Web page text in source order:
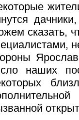
сказать,
наших